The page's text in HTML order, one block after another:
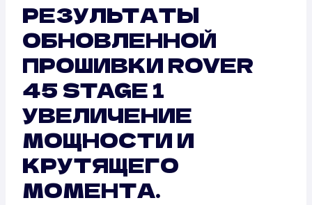
РЕЗУЛЬТАТЫ
ОБНОВЛЕННОЙ
ПРОШИВКИ ROVER
45 STAGE 1
УВЕЛИЧЕНИЕ
МОЩНОСТИ И
КРУТЯЩЕГО
МОМЕНТА.